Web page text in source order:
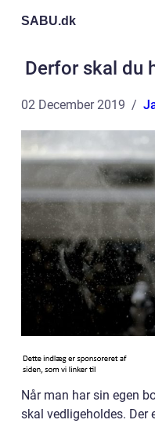
SABU.dk
Derfor skal du
02 December 2019
Når man har sin egen
skal vedligeholdes. Der